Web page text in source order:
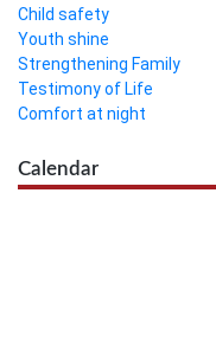
Child safety
Youth shine
Strengthening Family
Testimony of Life
Comfort at night
Calendar